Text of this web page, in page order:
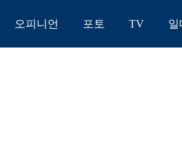
오피니언 포토 TV 일